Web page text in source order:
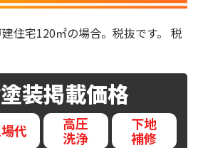
住宅120㎡の場合。税抜です。 税
装掲載価格
代
高圧
洗浄
下地
補修